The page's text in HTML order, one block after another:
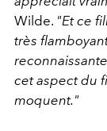
Wilde. "Et ce
très
cet aspect du
moquent."